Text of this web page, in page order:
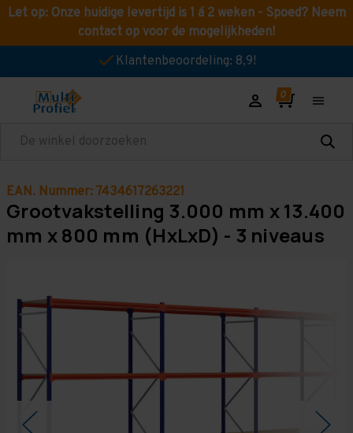
Let op: Onze huidige levertijd is 1 á 2 weken - Spoed? Neem
contact op voor de mogelijkheden!
Klantenbeoordeling: 8,9!
Zoeken
EAN. Nummer: 7434617263221
Grootvakstelling 3.000 mm x 13.400
mm x 800 mm (HxLxD) - 3 niveaus